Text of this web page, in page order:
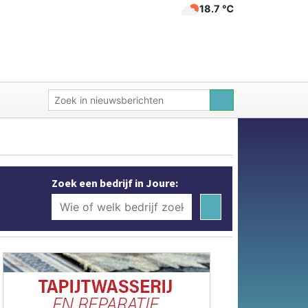
18.7 ℃
Zoek een bedrijf in Joure: